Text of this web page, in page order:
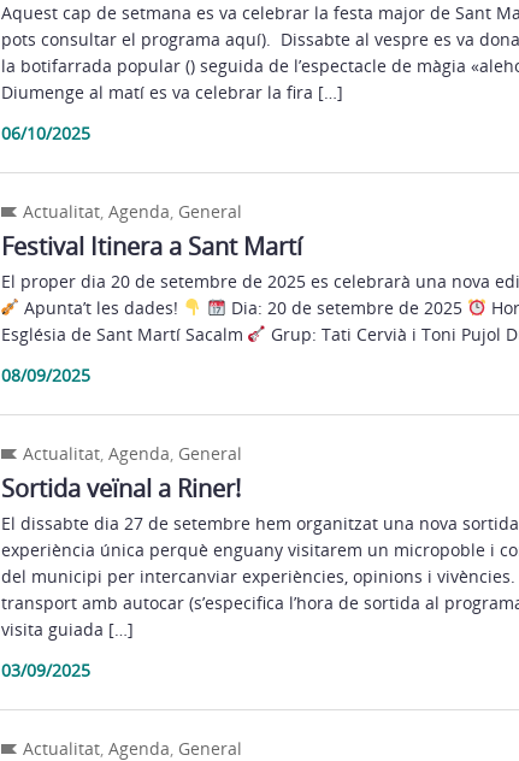
Aquest cap de setmana es va celebrar la festa major de Sant
pots consultar el programa aquí). Dissabte al vespre es va
la botifarrada popular () seguida de l’espectacle de màgia
Diumenge al matí es va celebrar la fira […]
06/10/2025
Actualitat, Agenda, General
Festival Itinera a Sant Martí
El proper dia 20 de setembre de 2025 es celebrarà una nova
Apunta’t les dades!
Dia: 20 de setembre de 2025
Església de Sant Martí Sacalm
Grup: Tati Cervià i Toni Pujol
08/09/2025
Actualitat, Agenda, General
Sortida veïnal a Riner!
El dissabte dia 27 de setembre hem organitzat una nova
experiència única perquè enguany visitarem un micropoble i
del municipi per intercanviar experiències, opinions i
transport amb autocar (s’especifica l’hora de sortida al
visita guiada […]
03/09/2025
Actualitat, Agenda, General